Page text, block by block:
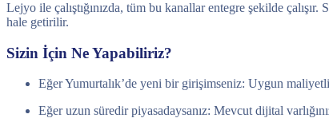
Lejyo ile çalıştığınızda, tüm bu kanallar entegre şekilde
hale getirilir.
Sizin İçin Ne Yapabiliriz?
Eğer Yumurtalık’de yeni bir girişimseniz: Uygun
Eğer uzun süredir piyasadaysanız: Mevcut dijital